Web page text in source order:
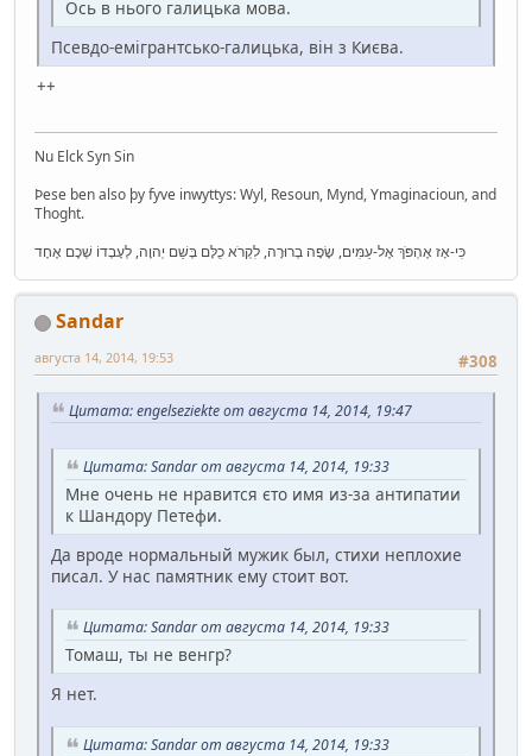
Ось в нього галицька мова.
Псевдо-емігрантсько-галицька, він з Києва.
++
Nu Elck Syn Sin
Þese ben also þy fyve inwyttys: Wyl, Resoun, Mynd, Ymaginacioun, and
Thoght.
כִּי-אָז אֶהְפֹּךְ אֶל-עַמִּים, שָׂפָה בְרוּרָה, לִקְרֹא כֻלָּם בְּשֵׁם יְהוָה, לְעָבְדוֹ שְׁכֶם אֶחָד
Sandar
#308
августа 14, 2014, 19:53
Цитата: engelseziekte от августа 14, 2014, 19:47
Цитата: Sandar от августа 14, 2014, 19:33
Мне очень не нравится єто имя из-за антипатии
к Шандору Петефи.
Да вроде нормальный мужик был, стихи неплохие
писал. У нас памятник ему стоит вот.
Цитата: Sandar от августа 14, 2014, 19:33
Томаш, ты не венгр?
Я нет.
Цитата: Sandar от августа 14, 2014, 19:33